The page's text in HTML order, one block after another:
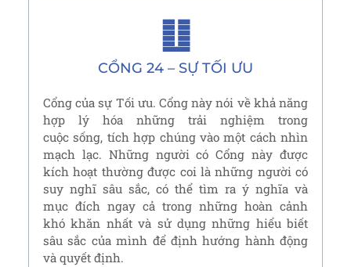
CỔNG 24 – SỰ TỐI ƯU
䷗
Cổng của sự Tối ưu. Cổng này nói về khả năng
hợp lý hóa những trải nghiệm trong
cuộc sống, tích hợp chúng vào một cách nhìn
mạch lạc. Những người có Cổng này được
kích hoạt thường được coi là những người có
suy nghĩ sâu sắc, có thể tìm ra ý nghĩa và
mục đích ngay cả trong những hoàn cảnh
khó khăn nhất và sử dụng những hiểu biết
sâu sắc của mình để định hướng hành động
và quyết định.